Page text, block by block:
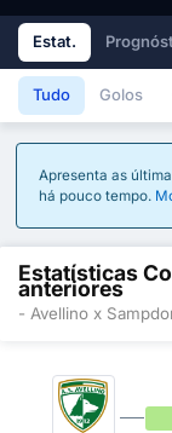
Estat.
Tudo Golos
Apresenta as
há pouco tempo.
Estatísticas
anteriores
- Avellino x